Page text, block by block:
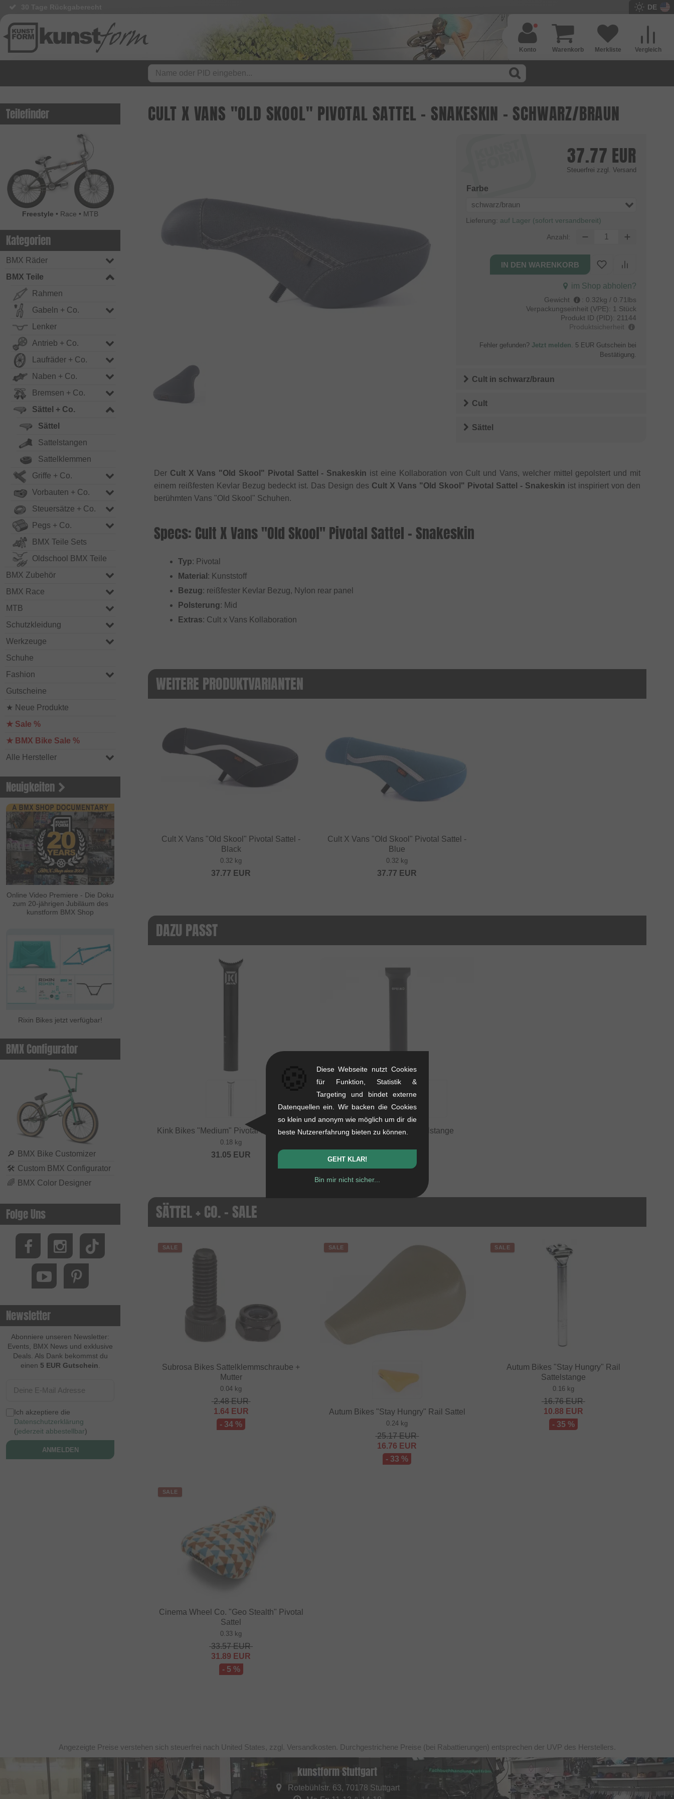
DE
Vergleich
Merkliste
Warenkorb
Konto
Teilefinder
Freestyle • Race • MTB
Kategorien
BMX Räder
BMX Teile
Rahmen
Gabeln + Co.
Lenker
Antrieb + Co.
Laufräder + Co.
Naben + Co.
Bremsen + Co.
Sättel + Co.
Sättel
Sattelstangen
Sattelklemmen
Griffe + Co.
Vorbauten + Co.
Steuersätze + Co.
Pegs + Co.
BMX Teile Sets
Oldschool BMX Teile
BMX Zubehör
BMX Race
MTB
Schutzkleidung
Werkzeuge
Schuhe
Fashion
Gutscheine
★ Neue Produkte
★ Sale %
★ BMX Bike Sale %
Alle Hersteller
Neuigkeiten
Online Video Premiere - Die Doku
zum 20-jährigen Jubiläum des
kunstform BMX Shop
Rixin Bikes jetzt verfügbar!
BMX Configurator
🔎 BMX Bike Customizer
🛠 Custom BMX Configurator
🌈 BMX Color Designer
Folge Uns
Newsletter
Abonniere unseren Newsletter:
Events, BMX News und exklusive
Deals. Als Dank bekommst du
einen 5 EUR Gutschein
Ich akzeptiere die
Datenschutzerklärung
(jederzeit abbestellbar)
ANMELDEN
CULT X VANS "OLD SKOOL" PIVOTAL SATTEL - SNAKESKIN - SCHWARZ/BRAUN
37.77 EUR
Steuerfrei zzgl. Versand
Farbe
schwarz/braun
Lieferung: auf Lager (sofort versandbereit)
Anzahl:
im Shop abholen?
Gewicht : 0.32kg / 0.71lbs
Verpackungseinheit (VPE): 1 Stück
Produkt ID (PID): 21144
Produktsicherheit
Fehler gefunden? Jetzt melden. 5 EUR Gutschein bei
Bestätigung.
Cult in schwarz/braun
Cult
Sättel
Der Cult X Vans "Old Skool" Pivotal Sattel - Snakeskin ist eine Kollaboration von Cult und Vans, welcher mittel gepolstert und mit
einem reißfesten Kevlar Bezug bedeckt ist. Das Design des Cult X Vans "Old Skool" Pivotal Sattel - Snakeskin ist inspiriert von den
berühmten Vans "Old Skool" Schuhen.
Specs: Cult X Vans "Old Skool" Pivotal Sattel - Snakeskin
Typ: Pivotal
Material : Kunststoff
Bezug: reißfester Kevlar Bezug, Nylon rear panel
Polsterung: Mid
Extras: Cult x Vans Kollaboration
WEITERE PRODUKTVARIANTEN
Cult X Vans "Old Skool" Pivotal Sattel -
Black
0.32 kg
37.77 EUR
Cult X Vans "Old Skool" Pivotal Sattel -
Blue
0.32 kg
37.77 EUR
DAZU PASST
Kink Bikes "Medium" Pivotal Sattelstange
0.18 kg
31.05 EUR
Primo BMX Pivotal Sattelstange
SÄTTEL + CO. - SALE
SALE
Subrosa Bikes Sattelklemmschraube +
Mutter
0.04 kg
2.48EUR
1.64EUR
- 34 %
SALE
Autum Bikes "Stay Hungry" Rail Sattel
0.24 kg
25.17EUR
16.76 EUR
- 33 %
SALE
Autum Bikes "Stay Hungry" Rail
Sattelstange
0.16 kg
16.76EUR
10.88 EUR
- 35 %
SALE
Cinema Wheel Co. "Geo Stealth" Pivotal
Sattel
0.33 kg
33.57EUR
31.89 EUR
- 5 %
Angezeigte Preise verstehen sich steuerfrei nach United States, zzgl. Versandkosten. Durchgestrichene Preise (bei Rabattierungen) entsprechen der UVP des Herstellers.
kunstform Stuttgart
Rotebühlstr. 63, 70178 Stuttgart
Diese Webseite nutzt Cookies
für Funktion, Statistik &
Targeting und bindet externe
Datenquellen ein. Wir backen die Cookies
so klein und anonym wie möglich um dir die
beste Nutzererfahrung bieten zu können.
GEHT KLAR!
Bin mir nicht sicher...